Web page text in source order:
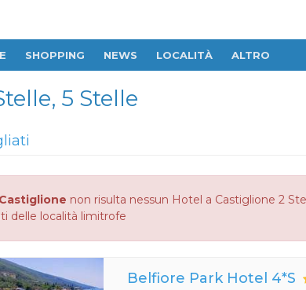
SHOPPING NEWS LOCALITÀ ALTRO
5 Stelle
Castiglione non risulta nessun Hotel a Castiglione 2
delle località limitrofe
Belfiore Park Hotel 4*S